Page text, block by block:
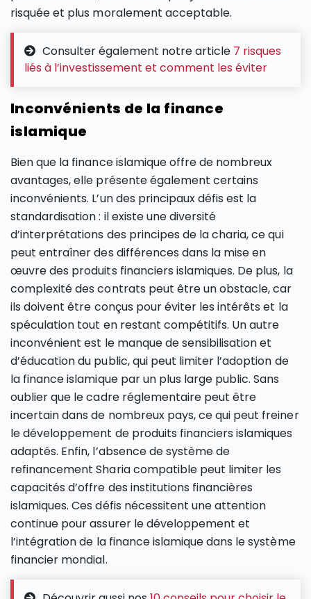
risquée et plus moralement acceptable.
Consulter également notre article 7 risques
liés à l’investissement et comment les éviter
Inconvénients de la finance
islamique
Bien que la finance islamique offre de nombreux
avantages, elle présente également certains
inconvénients. L’un des principaux défis est la
standardisation : il existe une diversité
d’interprétations des principes de la charia, ce qui
peut entraîner des différences dans la mise en
œuvre des produits financiers islamiques. De plus, la
complexité des contrats peut être un obstacle, car
ils doivent être conçus pour éviter les intérêts et la
spéculation tout en restant compétitifs. Un autre
inconvénient est le manque de sensibilisation et
d’éducation du public, qui peut limiter l’adoption de
la finance islamique par un plus large public. Sans
oublier que le cadre réglementaire peut être
incertain dans de nombreux pays, ce qui peut freiner
le développement de produits financiers islamiques
adaptés. Enfin, l’absence de système de
refinancement Sharia compatible peut limiter les
capacités d’offre des institutions financières
islamiques. Ces défis nécessitent une attention
continue pour assurer le développement et
l’intégration de la finance islamique dans le système
financier mondial.